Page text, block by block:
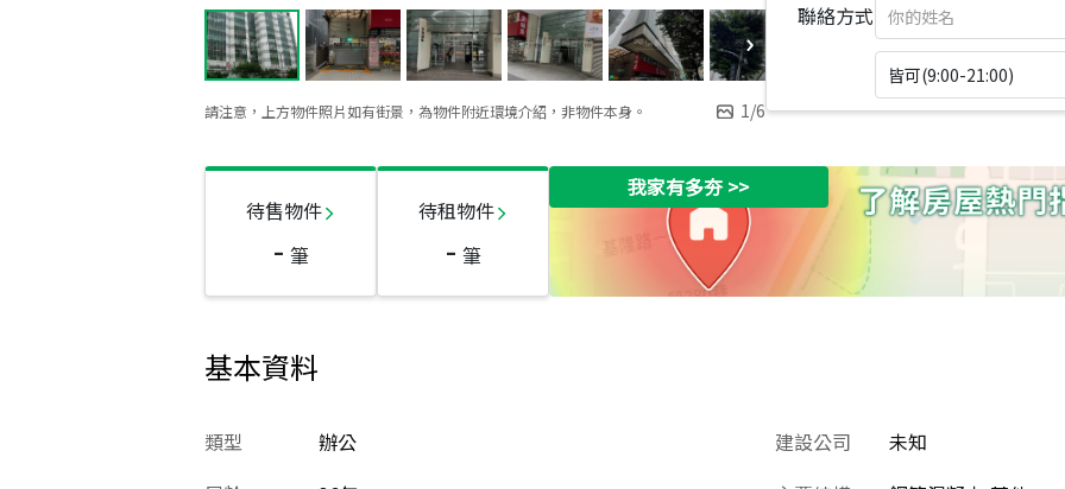
請注意，上方物件照片如有街景，為物件附近環境介紹，非物件本身。 1/6
聯絡方式
皆可(9:00-21:00)
待售物件
- 筆
待租物件
- 筆
我家有多夯>>
基本資料
類型
辦公
建設公司
未知